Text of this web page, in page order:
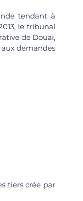
le tribunal
de Douai,
demandes
tiers crée par